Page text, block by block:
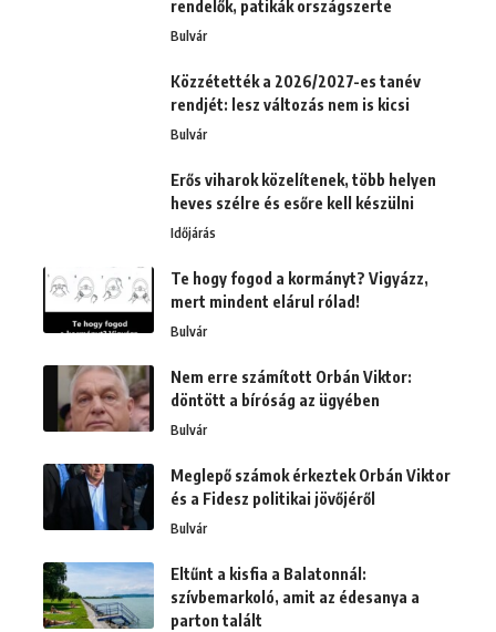
rendelők, patikák országszerte
Bulvár
Közzétették a 2026/2027-es tanév
rendjét: lesz változás nem is kicsi
Bulvár
Erős viharok közelítenek, több helyen
heves szélre és esőre kell készülni
Időjárás
Te hogy fogod a kormányt? Vigyázz,
mert mindent elárul rólad!
Bulvár
Nem erre számított Orbán Viktor:
döntött a bíróság az ügyében
Bulvár
Meglepő számok érkeztek Orbán Viktor
és a Fidesz politikai jövőjéről
Bulvár
Eltűnt a kisfia a Balatonnál:
szívbemarkoló, amit az édesanya a
parton talált